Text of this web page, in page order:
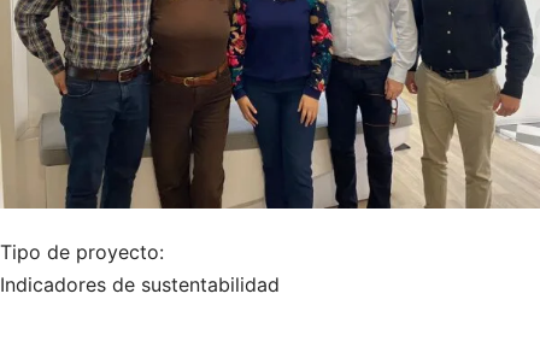
Tipo de proyecto:
Indicadores de sustentabilidad